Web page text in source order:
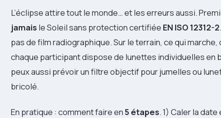
L’éclipse attire tout le monde… et les erreurs aussi.
jamais le Soleil sans protection certifiée EN ISO 12312-2
pas de film radiographique. Sur le terrain, ce qui marche,
chaque participant dispose de lunettes individuelles en
peux aussi prévoir un filtre objectif pour jumelles ou
bricolé.
En pratique : comment faire en5 étapes. 1) Caler la